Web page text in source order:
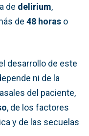
de delirium,
de 48 horas o
desarrollo de este
ni de la
del paciente,
, de los factores
y de las secuelas